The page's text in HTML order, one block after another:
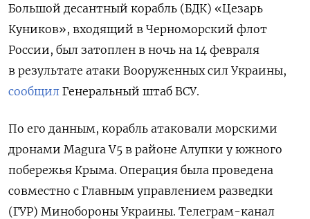
Большой десантный корабль (БДК) «Цезарь
Куников», входящий в Черноморский флот
России, был затоплен в ночь на 14 февраля
в результате атаки Вооруженных сил Украины,
сообщил Генеральный штаб ВСУ.
По его данным, корабль атаковали морскими
дронами Magura V5 в районе Алупки у южного
побережья Крыма. Операция была проведена
совместно с Главным управлением разведки
(ГУР) Минобороны Украины. Телеграм-канал